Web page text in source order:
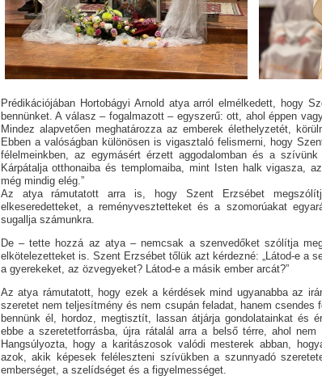
Prédikációjában Hortobágyi Arnold atya arról elmélkedett, hogy
bennünket. A válasz – fogalmazott – egyszerű: ott, ahol éppen
Mindez alapvetően meghatározza az emberek élethelyzetét,
Ebben a valóságban különösen is vigasztaló felismerni, hogy
félelmeinkben, az egymásért érzett aggodalomban és a
Kárpátalja otthonaiba és templomaiba, mint Isten halk vigasza,
még mindig elég.”
Az atya rámutatott arra is, hogy Szent Erzsébet
elkeseredetteket, a reményvesztetteket és a szomorúakat
sugallja számunkra.
De – tette hozzá az atya – nemcsak a szenvedőket szólítja
elkötelezetteket is. Szent Erzsébet tőlük azt kérdezné: „Látod-e a
a gyerekeket, az özvegyeket? Látod-e a másik ember arcát?”
Az atya rámutatott, hogy ezek a kérdések mind ugyanabba az
szeretet nem teljesítmény és nem csupán feladat, hanem
bennünk él, hordoz, megtisztít, lassan átjárja gondolatainkat és
ebbe a szeretetforrásba, újra rátalál arra a belső térre, ahol
Hangsúlyozta, hogy a karitászosok valódi mesterek abban,
azok, akik képesek feléleszteni szívükben a szunnyadó
emberséget, a szelídséget és a figyelmességet.